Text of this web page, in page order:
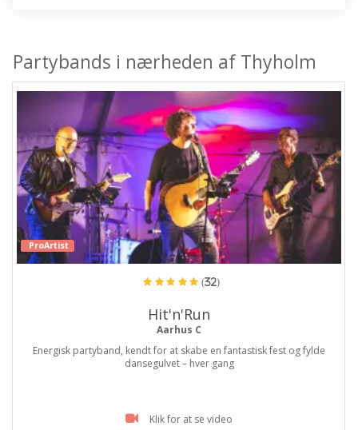
Partybands i nærheden af Thyholm
ProArtist
(32)
Hit'n'Run
Aarhus C
Energisk partyband, kendt for at skabe en fantastisk fest og fylde
dansegulvet – hver gang
Klik for at se video